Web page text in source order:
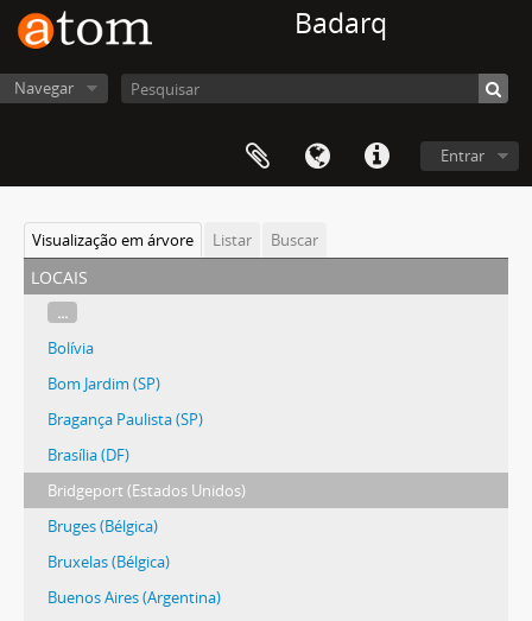
Badarq
Navegar
Entrar
Visualização em árvore Listar Buscar
locais
...
Bolívia
Bom Jardim (SP)
Bragança Paulista (SP)
Brasília (DF)
Bridgeport (Estados Unidos)
Bruges (Bélgica)
Bruxelas (Bélgica)
Buenos Aires (Argentina)